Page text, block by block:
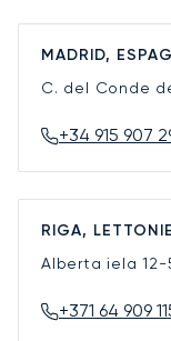
MADRID,
C. del Conde
+34 915 907
RIGA, LETTONIE
Alberta iela 12-
+371 64 909